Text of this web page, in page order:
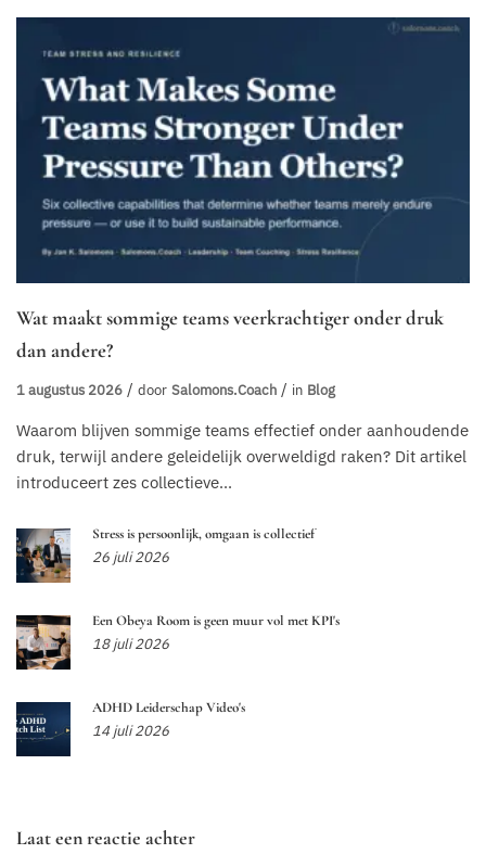
Wat maakt sommige teams veerkrachtiger onder druk
dan andere?
1 augustus 2026 door Salomons.coach in Blog
Waarom blijven sommige teams effectief onder aanhoudende
druk, terwijl andere geleidelijk overweldigd raken? Dit artikel
introduceert zes collectieve...
Stress is persoonlijk, omgaan is collectief
26 juli 2026
Een Obeya Room is geen muur vol met KPI's
18 juli 2026
ADHD Leiderschap Video's
14 juli 2026
Laat een reactie achter